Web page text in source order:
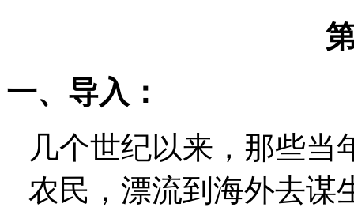
一、导入：
几个世纪以来，那些当
农民，漂流到海外去谋